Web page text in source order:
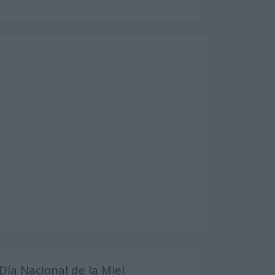
Día Nacional de la Miel